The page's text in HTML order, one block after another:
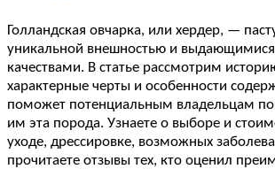
Голландская овчарка, или хердер, —
уникальной внешностью и
качествами. В статье рассмотрим
характерные черты и особенности
поможет потенциальным владельцам
им эта порода. Узнаете о выборе и
уходе, дрессировке, возможных
прочитаете отзывы тех, кто оценил